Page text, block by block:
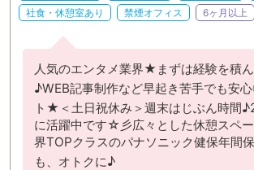
社食・休憩室あり
禁煙オフィス 6ヶ月以上
人気のエンタメ業界★まずは経験を積
♪WEB記事制作など早起き苦手でも安
ト★＜土日祝休み＞週末はじぶん時間
に活躍中です☆彡広々とした休憩スペ
界TOPクラスのパナソニック健保年間
も、オトクに♪